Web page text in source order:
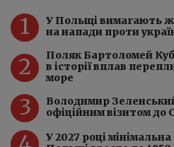
1
У Польщі вимагають
на напади проти
2
Поляк Бартоломей
в історії вплав
море
3
Володимир
офіційним візитом до
У 2027 році